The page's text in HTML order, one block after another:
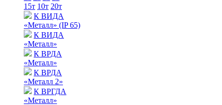
15т 10т 20т
К ВИДА
«Металл» (IP 65)
К ВИДА
«Металл»
К ВРДА
«Металл»
К ВРДА
«Металл 2»
К ВРГДА
«Металл»